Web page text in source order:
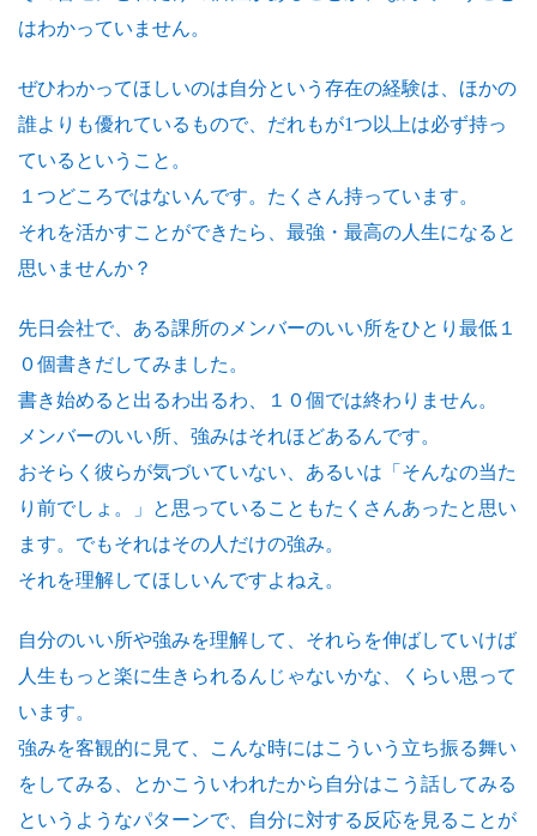
はわかっていません。
ぜひわかってほしいのは自分という存在の経験は、ほかの
誰よりも優れているもので、だれもが1つ以上は必ず持っ
ているということ。
１つどころではないんです。たくさん持っています。
それを活かすことができたら、最強・最高の人生になると
思いませんか？
先日会社で、ある課所のメンバーのいい所をひとり最低１
０個書きだしてみました。
書き始めると出るわ出るわ、１０個では終わりません。
メンバーのいい所、強みはそれほどあるんです。
おそらく彼らが気づいていない、あるいは「そんなの当た
り前でしょ。」と思っていることもたくさんあったと思い
ます。でもそれはその人だけの強み。
それを理解してほしいんですよねえ。
自分のいい所や強みを理解して、それらを伸ばしていけば
人生もっと楽に生きられるんじゃないかな、くらい思って
います。
強みを客観的に見て、こんな時にはこういう立ち振る舞い
をしてみる、とかこういわれたから自分はこう話してみる
というようなパターンで、自分に対する反応を見ることが